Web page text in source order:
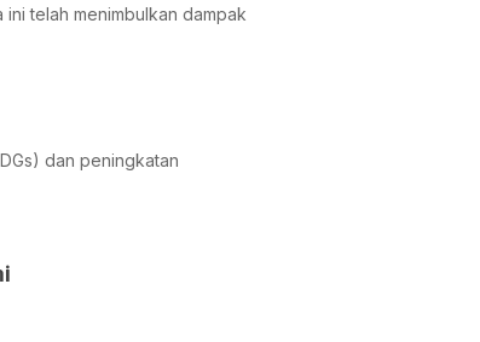
telah menimbulkan dampak
dan peningkatan